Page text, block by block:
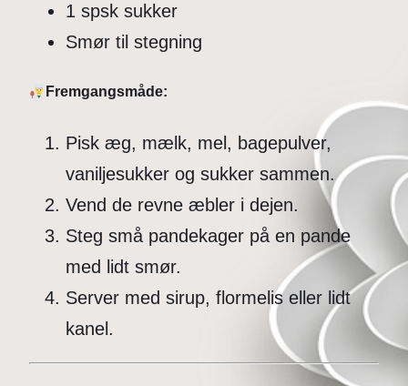
1 spsk sukker
Smør til stegning
Fremgangsmåde:
Pisk æg, mælk, mel, bagepulver,
vaniljesukker og sukker sammen.
Vend de revne æbler i dejen.
Steg små pandekager på en pande
med lidt smør.
Server med sirup, flormelis eller lidt
kanel.